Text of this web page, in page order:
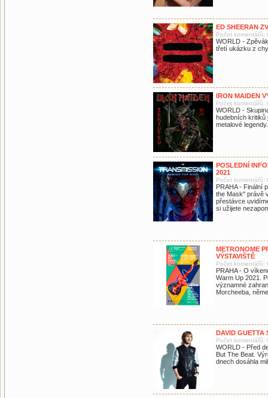
ED SHEERAN
Počet komentářů:
WORLD -
třetí ukázku z
IRON MAIDEN
Počet komentářů:
WORLD -
hudebních kritiků
metalové legendy.
POSLEDNÍ
2021
Počet komentářů:
PRAHA - Finální
the Mask" právě
přestávce
si užijete
METRONOME
VÝSTAVIŠTĚ
Počet komentářů:
PRAHA - O
Warm Up 2021.
významné
Morcheeba,
DAVID GUETTA
Počet komentářů:
WORLD - Před
But The Beat.
dnech dosáhla